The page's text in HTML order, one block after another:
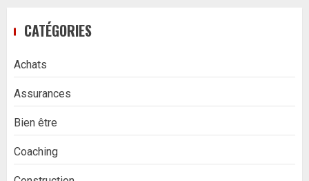
CATÉGORIES
Achats
Assurances
Bien être
Coaching